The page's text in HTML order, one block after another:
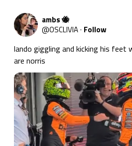
ambs 🐝
@OSCLIVlA· Follow
lando giggling and kicking his
are norris